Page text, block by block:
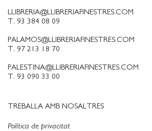
LLIBRERIA@LLIBRERIAFINESTRES.COM
T. 93 384 08 09
PALAMOS@LLIBRERIAFINESTRES.COM
T. 97 213 18 70
PALESTINA@LLIBRERIAFINESTRES.COM
T. 93 090 33 00
TREBALLA AMB NOSALTRES
Política de privacitat